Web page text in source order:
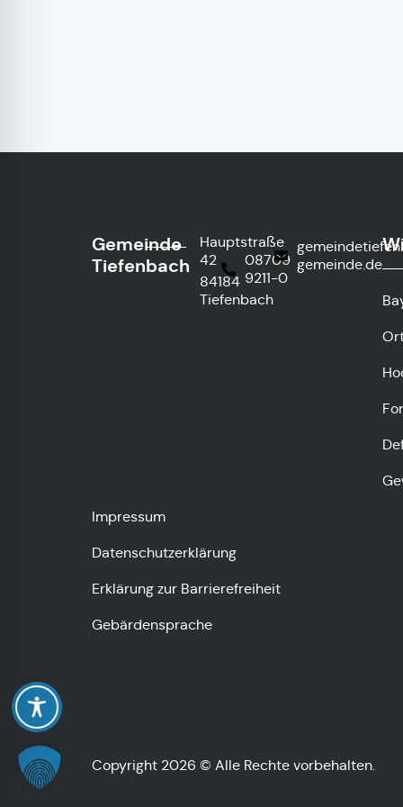
Gemeinde
Tiefenbach
Hauptstraße
42
84184
Tiefenbach
08709
9211-0
gemeinde.de
Impressum
Datenschutzerklärung
Erklärung zur Barrierefreiheit
Gebärdensprache
Copyright 2026 © Alle Rechte vorbehalten.